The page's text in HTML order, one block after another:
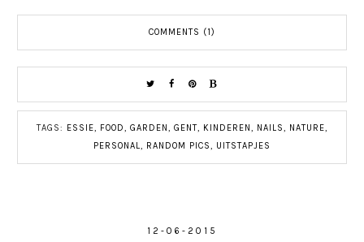
COMMENTS (1)
TAGS: ESSIE, FOOD, GARDEN , GENT, KINDEREN , NAILS, NATURE,
PERSONAL, RANDOM PICS, UITSTAPJES
12-06-2015